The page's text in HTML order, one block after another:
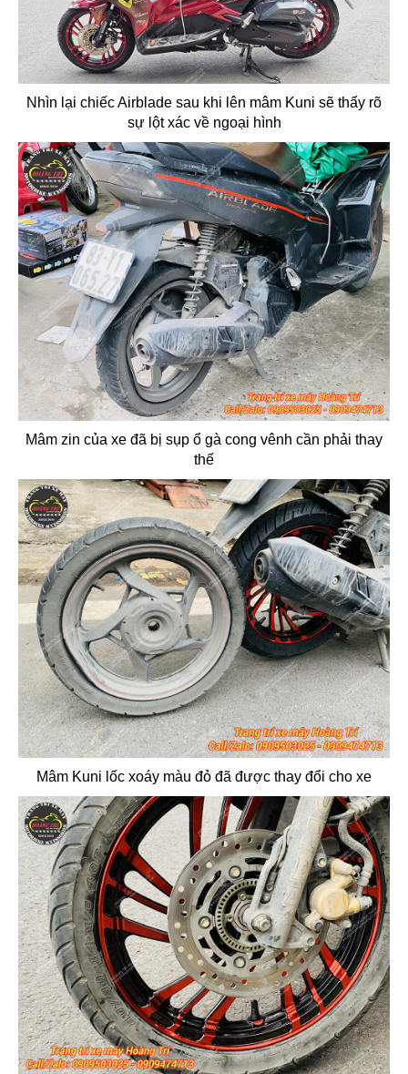
Nhìn lại chiếc Airblade sau khi lên mâm Kuni sẽ thấy rõ
sự lột xác về ngoại hình
Mâm zin của xe đã bị sụp ổ gà cong vênh cần phải thay
thế
Mâm Kuni lốc xoáy màu đỏ đã được thay đổi cho xe